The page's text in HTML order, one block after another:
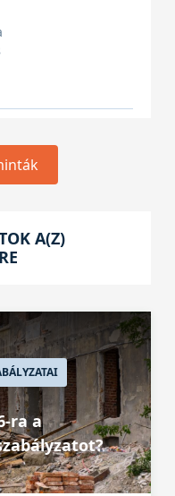
A(Z)
ra a